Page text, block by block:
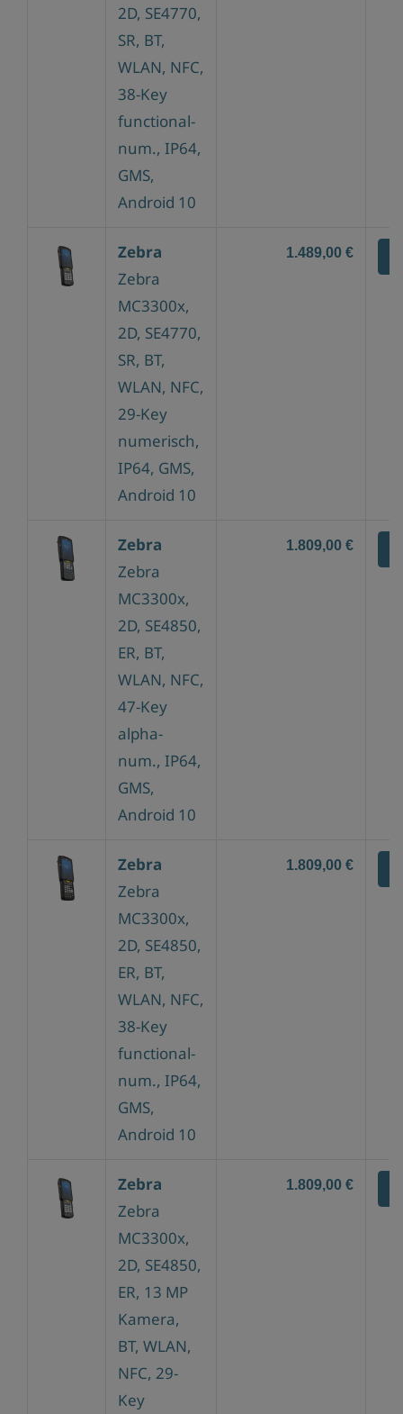
2D, SE4770,
SR, BT,
WLAN, NFC,
38-Key
functional-
num., IP64,
GMS,
Android 10
Zebra
Zebra
MC3300x,
2D, SE4770,
SR, BT,
WLAN, NFC,
29-Key
numerisch,
IP64, GMS,
Android 10
1.489,00 €
Zebra
Zebra
MC3300x,
2D, SE4850,
ER, BT,
WLAN, NFC,
47-Key
alpha-
num., IP64,
GMS,
Android 10
1.809,00 €
Zebra
Zebra
MC3300x,
2D, SE4850,
ER, BT,
WLAN, NFC,
38-Key
functional-
num., IP64,
GMS,
Android 10
1.809,00 €
Zebra
Zebra
MC3300x,
2D, SE4850,
ER, 13 MP
Kamera,
BT, WLAN,
NFC, 29-
Key
1.809,00 €